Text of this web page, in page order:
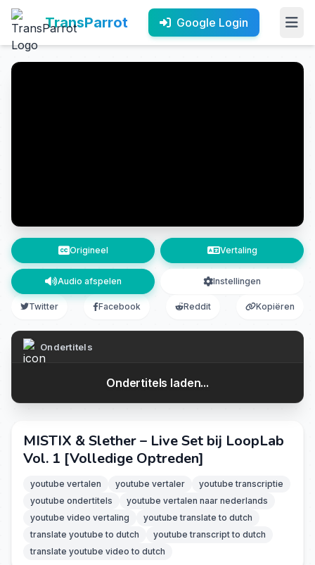
TransParrot Google Login
Origineel Vertaling
Audio afspelen Instellingen
Twitter Facebook Reddit Kopiëren
Ondertitels
Ondertitels laden...
MISTIX & Slether – Live Set bij LoopLab
Vol. 1 [Volledige Optreden]
youtube vertalen youtube vertaler
youtube transcriptie
youtube ondertitels
youtube vertalen naar nederlands
youtube video vertaling
youtube translate to dutch
translate youtube to dutch
youtube transcript to dutch
translate youtube video to dutch